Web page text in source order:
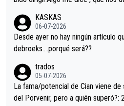
eta, a ver si por querer poner a Del
ción de podio UAE y Pojacar se van
KASKAS
06-07-2026
Desde ayer no hay ningún artículo que
debroeks….porqué será??
trados
05-07-2026
La fama/potencial de Cian viene
del Porvenir, pero a quién superó?: